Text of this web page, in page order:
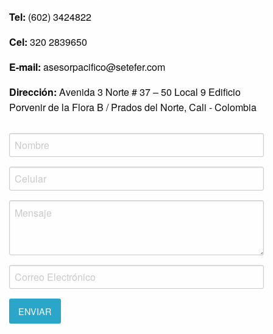
Tel: (602) 3424822
Cel: 320 2839650
E-mail: asesorpacifico@setefer.com
Dirección: Avenida 3 Norte # 37 – 50 Local 9 Edificio
Porvenir de la Flora B / Prados del Norte, Cali - Colombia